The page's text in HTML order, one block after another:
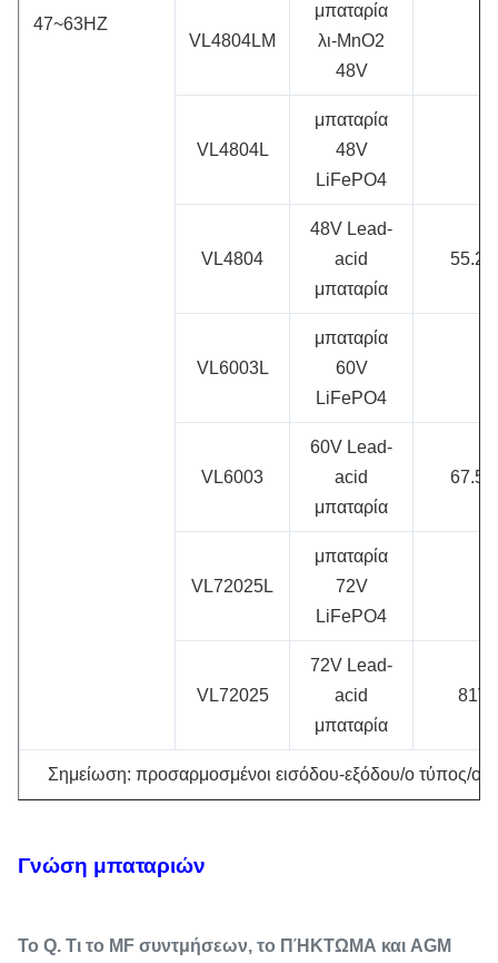
47~63HZ
VL4804LM
μπαταρία
λι-MnO2
48V
VL4804L
μπαταρία
48V
LiFePO4
VL4804
48V Lead-
acid
μπαταρία
55.2V
VL6003L
μπαταρία
60V
LiFePO4
VL6003
60V Lead-
acid
μπαταρία
67.5V
VL72025L
μπαταρία
72V
LiFePO4
VL72025
72V Lead-
acid
μπαταρία
81V
Σημείωση: προσαρμοσμένοι εισόδου-εξόδου/ο τύπος/οι
Γνώση μπαταριών
Το Q. Τι το MF συντμήσεων, το ΠΉΚΤΩΜΑ και AGM